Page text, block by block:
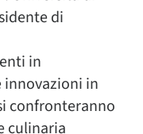
di
in
innovazioni in
confronteranno
culinaria